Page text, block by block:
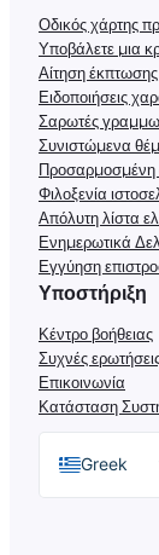
Οδικός χάρτης
Υποβάλετε μια
Αίτηση
Ειδοποιήσεις
Σαρωτές
Συνιστώμενα
Φιλοξενία
Απόλυτη λίστα
Ενημερωτικά
Εγγύηση
Υποστήριξη
Κέντρο βοήθειας
Συχνές
Επικοινωνία
Κατάσταση
Greek
English